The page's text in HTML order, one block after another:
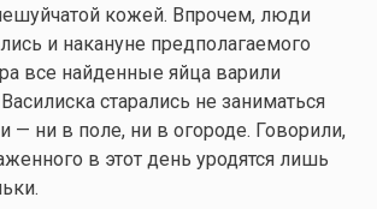
кожей. Впрочем, люди
и накануне предполагаемого
все найденные яйца варили
старались не заниматься
— ни в поле, ни в огороде. Говорили,
в этот день уродятся лишь